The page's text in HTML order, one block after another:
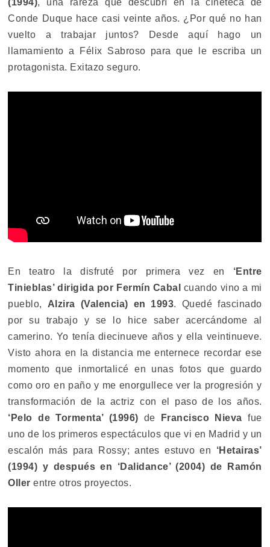
(1994), una rareza que descubrí en la cineteca de
Conde Duque hace casi veinte años. ¿Por qué no han
vuelto a trabajar juntos? Desde aquí hago un
llamamiento a Félix Sabroso para que le escriba un
protagonista. Exitazo seguro.
En teatro la disfruté por primera vez en ‘Entre
Tinieblas’ dirigida por Fermín Cabal cuando vino a mi
pueblo, Alzira (Valencia) en 1993. Quedé fascinado
por su trabajo y se lo hice saber acercándome al
camerino. Yo tenía diecinueve años y ella veintinueve.
Visto ahora en la distancia me enternece recordar ese
momento que inmortalicé en unas fotos que guardo
como oro en paño y me enorgullece ver la progresión y
transformación de la actriz con el paso de los años.
‘Pelo de Tormenta’ (1996) de Francisco Nieva fue
uno de los primeros espectáculos que vi en Madrid y un
escalón más para Rossy; antes estuvo en ‘Hetairas’
(1994) y después en ‘Dalidance’ (2004) de Ramón
Ollerentre otros proyectos.